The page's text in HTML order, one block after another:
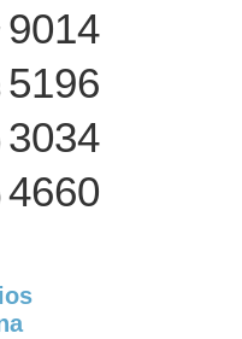
9014
5196
3034
4660